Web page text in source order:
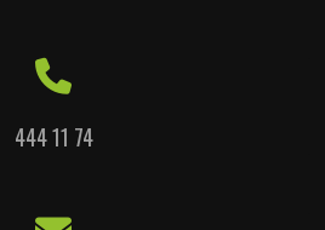
444 11 74